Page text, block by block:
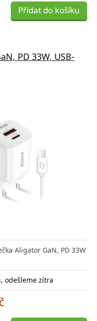
Přidat do košíku
PD 33W, USB-
Aligator GaN, PD 33W
, odešleme zítra